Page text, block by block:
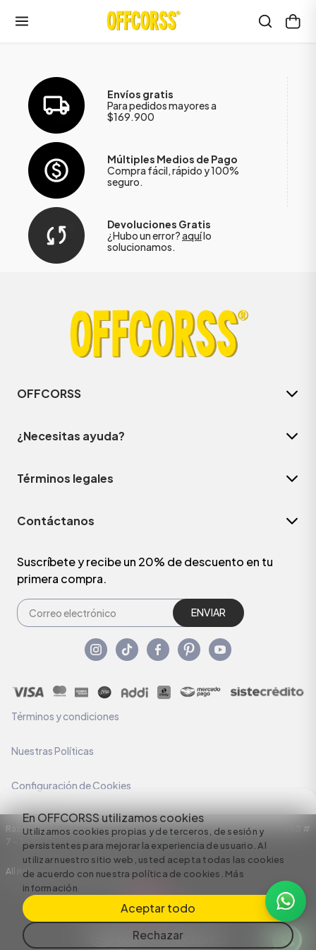
En OFFCORSS utilizamos cookies
Utilizamos cookies propias y de terceros, de sesión y
persistentes para mejorar la experiencia de usuario. Al
utilizar nuestro sitio web, usted acepta todas las cookies
de acuerdo con nuestra política de cookies. Más
información
Aceptar todo
Rechazar
Envíos gratis
Para pedidos mayores a
$169.900
Múltiples Medios de Pago
Compra fácil, rápido y 100%
seguro.
Devoluciones Gratis
¿Hubo un error?aquílo
solucionamos.
OFFCORSS
¿Necesitas ayuda?
Términos legales
Contáctanos
Suscríbete y recibe un 20% de descuento en tu
primera compra.
ENVIAR
Términos y condiciones
Nuestras Políticas
Configuración de Cookies
Razón Social: C.I HERMECO S.A. NIT: 890924167-6 Dirección: Carrera 50 #
7 – 35
All rights reserved empowered by